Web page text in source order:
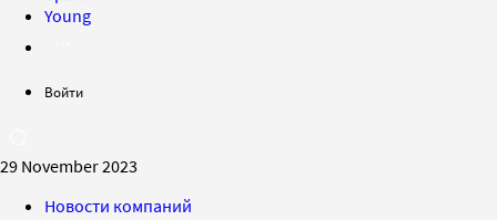
Young
Войти
29 November 2023
Новости компаний